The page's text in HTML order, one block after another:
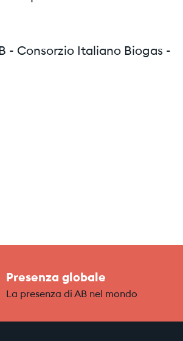
- Consorzio Italiano Biogas -
Presenza globale
La presenza di AB nel mondo